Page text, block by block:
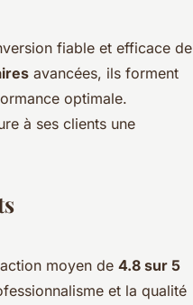
fiable et efficace de
avancées, ils forment
optimale.
à ses clients une
moyen de 4.8 sur 5
et la qualité